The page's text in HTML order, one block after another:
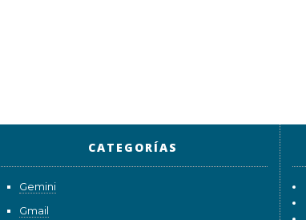
CATEGORÍAS
Gemini
Gmail